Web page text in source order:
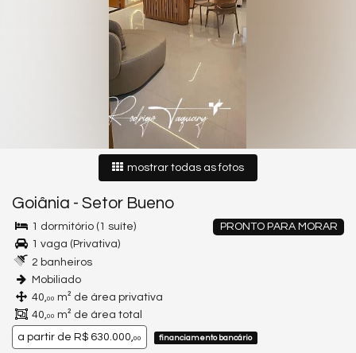
mostrar todas as fotos
Goiânia - Setor Bueno
PRONTO PARA MORAR
1 dormitório (1 suíte)
1 vaga (Privativa)
2 banheiros
Mobiliado
40,00 m² de área privativa
40,00 m² de área total
a partir de R$ 630.000,00 financiamento bancário